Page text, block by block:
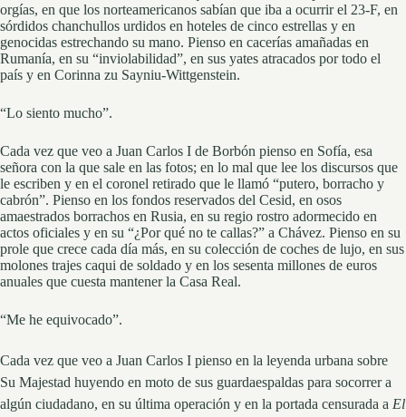
orgías, en que los norteamericanos sabían que iba a ocurrir el 23-F, en
sórdidos chanchullos urdidos en hoteles de cinco estrellas y en
genocidas estrechando su mano. Pienso en cacerías amañadas en
Rumanía, en su “inviolabilidad”, en sus yates atracados por todo el
país y en Corinna zu Sayniu-Wittgenstein.
“Lo siento mucho”.
Cada vez que veo a Juan Carlos I de Borbón pienso en Sofía, esa
señora con la que sale en las fotos; en lo mal que lee los discursos que
le escriben y en el coronel retirado que le llamó “putero, borracho y
cabrón”. Pienso en los fondos reservados del Cesid, en osos
amaestrados borrachos en Rusia, en su regio rostro adormecido en
actos oficiales y en su “¿Por qué no te callas?” a Chávez. Pienso en su
prole que crece cada día más, en su colección de coches de lujo, en sus
molones trajes caqui de soldado y en los sesenta millones de euros
anuales que cuesta mantener la Casa Real.
“Me he equivocado”.
Cada vez que veo a Juan Carlos I pienso en la leyenda urbana sobre
Su Majestad huyendo en moto de sus guardaespaldas para socorrer a
algún ciudadano, en su última operación y en la portada censurada a El